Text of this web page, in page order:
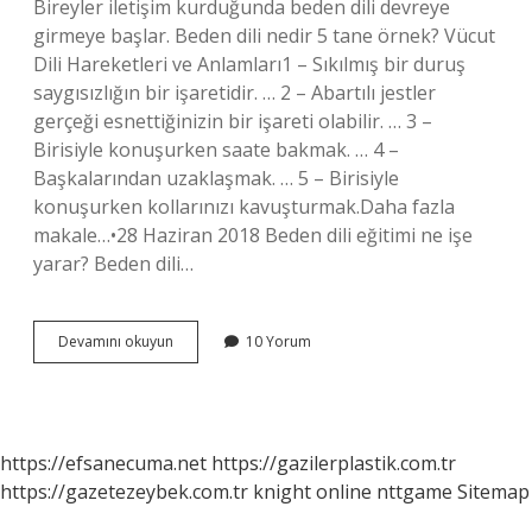
Bireyler iletişim kurduğunda beden dili devreye
girmeye başlar. Beden dili nedir 5 tane örnek? Vücut
Dili Hareketleri ve Anlamları1 – Sıkılmış bir duruş
saygısızlığın bir işaretidir. … 2 – Abartılı jestler
gerçeği esnettiğinizin bir işareti olabilir. … 3 –
Birisiyle konuşurken saate bakmak. … 4 –
Başkalarından uzaklaşmak. … 5 – Birisiyle
konuşurken kollarınızı kavuşturmak.Daha fazla
makale…•28 Haziran 2018 Beden dili eğitimi ne işe
yarar? Beden dili…
Devamını okuyun
Dili
10 Yorum
https://efsanecuma.net https://gazilerplastik.com.tr
https://gazetezeybek.com.tr knight online nttgame Sitemap